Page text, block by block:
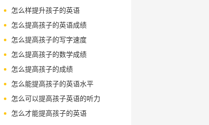
怎么样提升孩子的英语
怎么提高孩子的英语成绩
怎么提高孩子的写字速度
怎么提高孩子的数学成绩
怎么提高孩子的成绩
怎么能提高孩子的英语水平
怎么可以提高孩子英语的听力
怎么才能提高孩子的英语